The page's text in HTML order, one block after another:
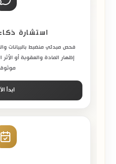
استشارة
فحص مبدئي منضبط بالبيانات
إظهار المادة والعقوبة أو
ابدأ